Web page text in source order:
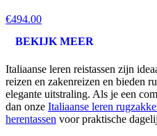
€494.00
BEKIJK MEER
Italiaanse leren reistassen zijn
reizen en zakenreizen en bieden
elegante uitstraling. Als je een
dan onze Italiaanse leren
herentassen voor praktische